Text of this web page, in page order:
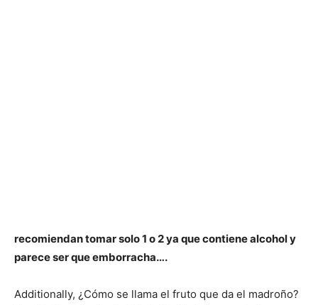
recomiendan tomar solo 1 o 2 ya que contiene alcohol y
parece ser queemborracha….
Additionally, ¿Cómo se llama el fruto que da el madroño?